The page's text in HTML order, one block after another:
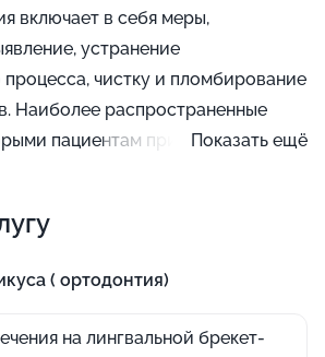
включает в себя меры,
устранение
процесса, чистку и пломбирование
Наиболее распространенные
пациентам приходится
установкой коронки.
Показать ещё
( ортодонтия)
на лингвальной брекет-